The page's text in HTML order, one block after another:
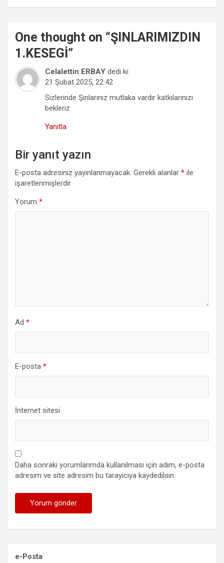
One thought on “ŞINLARIMIZDIN
1.KESEGİ”
Celalettin ERBAY dedi ki:
21 Şubat 2025, 22:42
Sizlerinde Şınlarınız mutlaka vardır katkılarınızı
bekleriz
Yanıtla
Bir yanıt yazın
E-posta adresiniz yayınlanmayacak. Gerekli alanlar * ile
işaretlenmişlerdir
Yorum *
Ad *
E-posta *
İnternet sitesi
Daha sonraki yorumlarımda kullanılması için adım, e-posta
adresim ve site adresim bu tarayıcıya kaydedilsin.
e-Posta